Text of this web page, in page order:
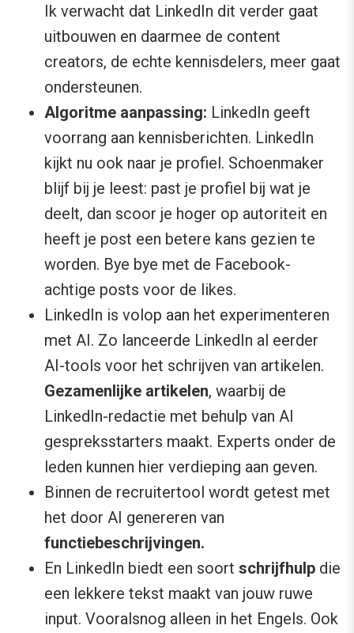
Ik verwacht dat LinkedIn dit verder gaat
uitbouwen en daarmee de content
creators, de echte kennisdelers, meer gaat
ondersteunen.
Algoritme aanpassing: LinkedIn geeft
voorrang aan kennisberichten. LinkedIn
kijkt nu ook naar je profiel. Schoenmaker
blijf bij je leest: past je profiel bij wat je
deelt, dan scoor je hoger op autoriteit en
heeft je post een betere kans gezien te
worden. Bye bye met de Facebook-
achtige posts voor de likes.
LinkedIn is volop aan het experimenteren
met AI. Zo lanceerde LinkedIn al eerder
AI-tools voor het schrijven van artikelen.
Gezamenlijke artikelen, waarbij de
LinkedIn-redactie met behulp van AI
gespreksstarters maakt. Experts onder de
leden kunnen hier verdieping aan geven.
Binnen de recruitertool wordt getest met
het door AI genereren van
functiebeschrijvingen.
En LinkedIn biedt een soort schrijfhulp die
een lekkere tekst maakt van jouw ruwe
input. Vooralsnog alleen in het Engels. Ook